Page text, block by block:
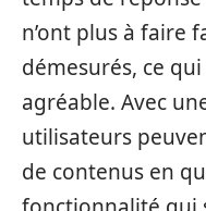
n’ont plus à faire
démesurés, ce
agréable. Avec
utilisateurs
de contenus en